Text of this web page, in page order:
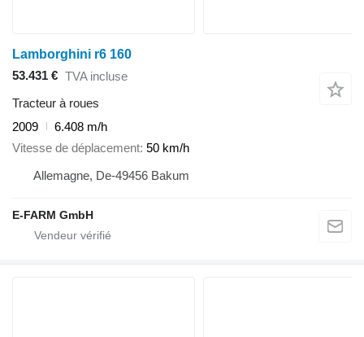
Lamborghini r6 160
53.431 € TVA incluse
Tracteur à roues
2009
6.408 m/h
Vitesse de déplacement 50 km/h
Allemagne, De-49456 Bakum
E-FARM GmbH